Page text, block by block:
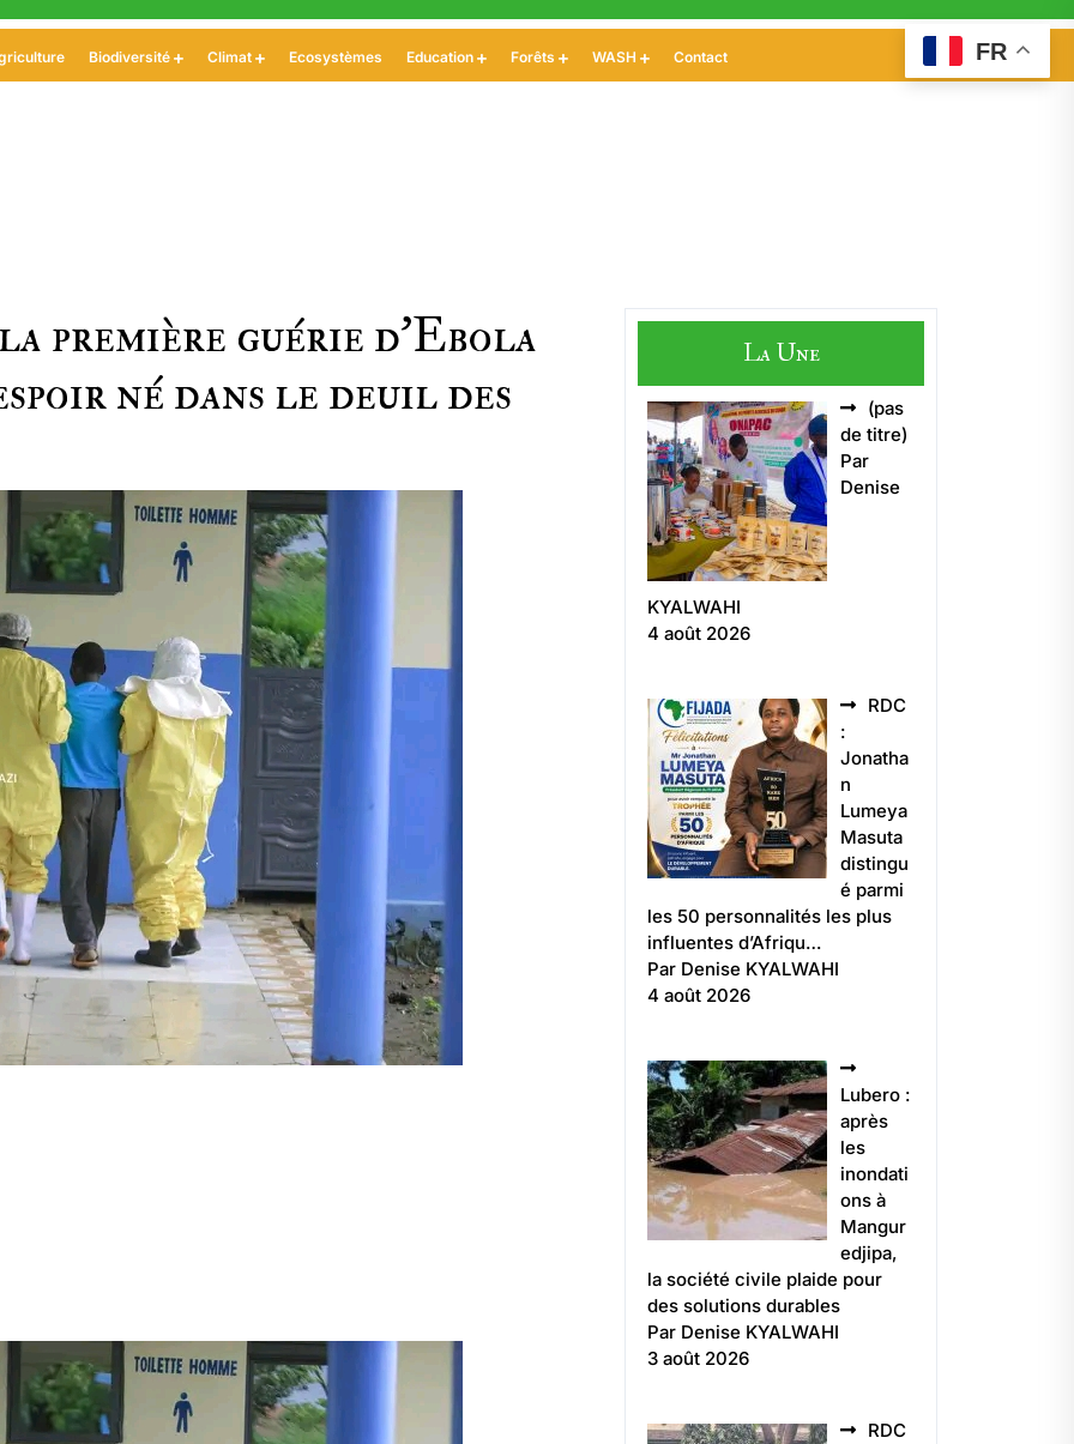
Biodiversité Climat Ecosystèmes Education Forêts WASH Contact
première guérie d’Ebola
né dans le deuil des
La Une
(pas
de titre)
Par
Denise
KYALWAHI
4 août 2026
RDC
:
Jonatha
n
Lumeya
Masuta
distingu
é parmi
les 50 personnalités les plus
influentes d’Afriqu…
Par Denise KYALWAHI
4 août 2026
Lubero :
après
les
inondati
ons à
Mangur
edjipa,
la société civile plaide pour
des solutions durables
Par Denise KYALWAHI
3 août 2026
RDC
FR